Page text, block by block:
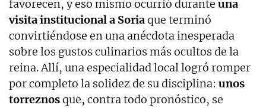
favorecen, y eso mismo ocurrió durante una
visita institucional a Soriaque terminó
convirtiéndose en una anécdota inesperada
sobre los gustos culinarios más ocultos de la
reina. Allí, una especialidad local logró romper
por completo la solidez de su disciplina: unos
torreznosque, contra todo pronóstico, se